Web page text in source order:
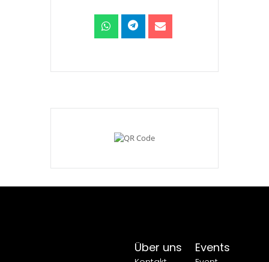
Events
Über uns